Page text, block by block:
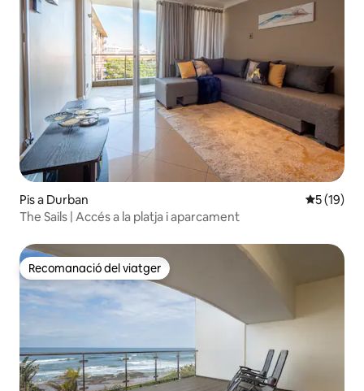
Pis a Durban 5 de
5 (19)
The Sails | Accés a la platja i aparcament
Recomanació del viatger
Recomanació del viatger